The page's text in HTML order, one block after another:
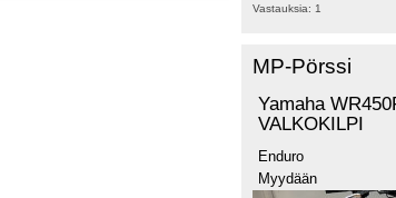
Vastauksia: 1
MP-Pörssi
Yamaha
VALKOKILPI
Enduro
Myydään